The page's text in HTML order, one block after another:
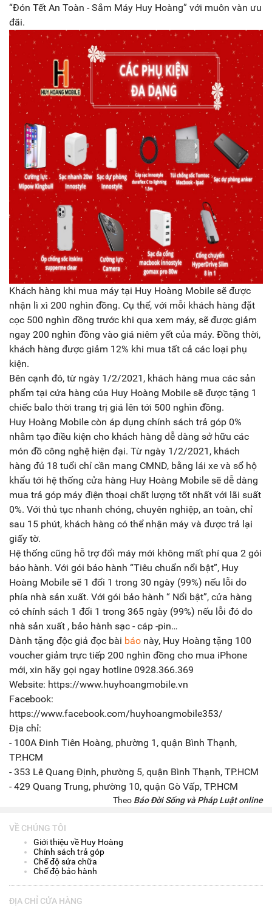
“Đón Tết An Toàn - Sắm Máy Huy Hoàng” với muôn vàn ưu
đãi.
Khách hàng khi mua máy tại Huy Hoàng Mobile sẽ được
nhận lì xì 200 nghìn đồng. Cụ thể, với mỗi khách hàng đặt
cọc 500 nghìn đồng trước khi qua xem máy, sẽ được giảm
ngay 200 nghìn đồng vào giá niêm yết của máy. Đồng thời,
khách hàng được giảm 12% khi mua tất cả các loại phụ
kiện.
Bên cạnh đó, từ ngày 1/2/2021, khách hàng mua các sản
phẩm tại cửa hàng của Huy Hoàng Mobile sẽ được tặng 1
chiếc balo thời trang trị giá lên tới 500 nghìn đồng.
Huy Hoàng Mobile còn áp dụng chính sách trả góp 0%
nhằm tạo điều kiện cho khách hàng dễ dàng sở hữu các
món đồ công nghệ hiện đại. Từ ngày 1/2/2021, khách
hàng đủ 18 tuổi chỉ cần mang CMND, bằng lái xe và sổ hộ
khẩu tới hệ thống cửa hàng Huy Hoàng Mobile sẽ dễ dàng
mua trả góp máy điện thoại chất lượng tốt nhất với lãi suất
0%. Với thủ tục nhanh chóng, chuyên nghiệp, an toàn, chỉ
sau 15 phút, khách hàng có thể nhận máy và được trả lại
giấy tờ.
Hệ thống cũng hỗ trợ đổi máy mới không mất phí qua 2 gói
bảo hành. Với gói bảo hành “Tiêu chuẩn nổi bật”, Huy
Hoàng Mobile sẽ 1 đổi 1 trong 30 ngày (99%) nếu lỗi do
phía nhà sản xuất. Với gói bảo hành “ Nổi bật”, cửa hàng
có chính sách 1 đổi 1 trong 365 ngày (99%) nếu lỗi đó do
nhà sản xuất , bảo hành sạc - cáp -pin…
Dành tặng độc giả đọc bài báo này, Huy Hoàng tặng 100
voucher giảm trực tiếp 200 nghìn đồng cho mua iPhone
mới, xin hãy gọi ngay hotline 0928.366.369
Website: https://www.huyhoangmobile.vn
Facebook:
https://www.facebook.com/huyhoangmobile353/
Địa chỉ:
- 100A Đinh Tiên Hoàng, phường 1, quận Bình Thạnh,
TP.HCM
- 353 Lê Quang Định, phường 5, quận Bình Thạnh, TP.HCM
- 429 Quang Trung, phường 10, quận Gò Vấp, TP.HCM
Theo Báo Đời Sống và Pháp Luật online
VỀ CHÚNG TÔI
Giới thiệu về Huy Hoàng
Chính sách trả góp
Chế độ sửa chữa
Chế độ bảo hành
ĐỊA CHỈ CỬA HÀNG